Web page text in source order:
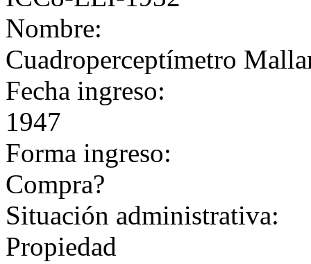
Nombre:
Cuadroperceptímetro
Fecha ingreso:
1947
Forma ingreso:
Compra?
Situación administrativa:
Propiedad